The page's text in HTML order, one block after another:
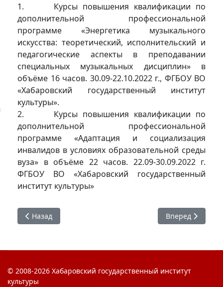
1. Курсы повышения квалификации по
дополнительной профессиональной
программе «Энергетика музыкального
искусства: теоретический, исполнительский и
педагогические аспекты в преподавании
специальных музыкальных дисциплин» в
объёме 16 часов. 30.09-22.10.2022 г., ФГБОУ ВО
«Хабаровский государственный институт
культуры».
2. Курсы повышения квалификации по
дополнительной профессиональной
программе «Адаптация и социализация
инвалидов в условиях образовательной среды
вуза» в объёме 22 часов. 22.09-30.09.2022 г.
ФГБОУ ВО «Хабаровский государственный
институт культуры»
Предыдущий: Матвеева Людмила Андреевна
Назад Следующий:
Вперед
© 2008-2026 Хабаровский государственный институт
культуры